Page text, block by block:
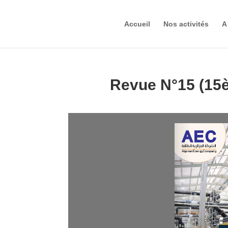
Accueil Nos activités
Revue N°15